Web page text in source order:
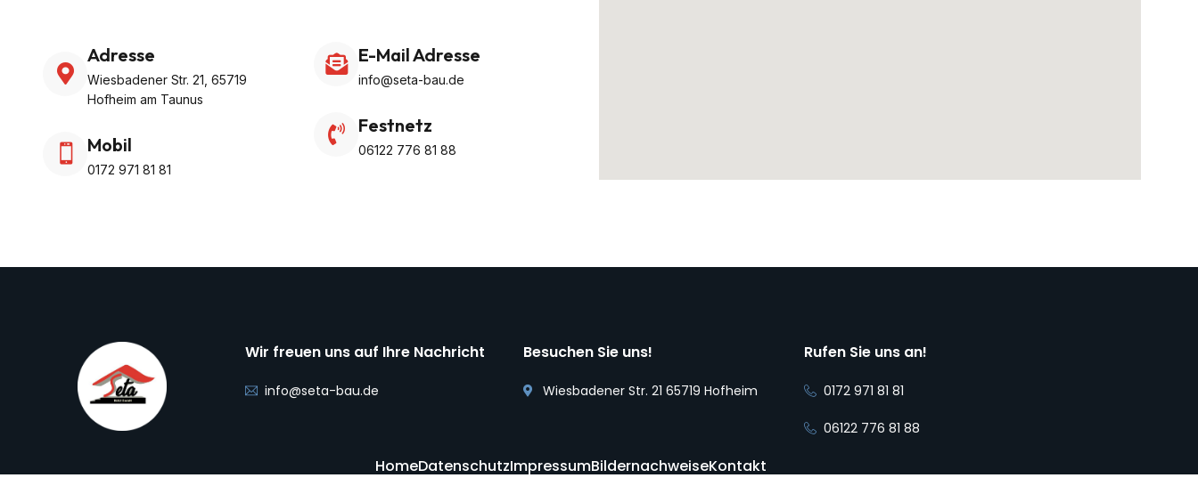
Adresse
Wiesbadener Str. 21, 65719
Hofheim am Taunus
Mobil
0172 971 81 81
E-Mail Adresse
info@seta-bau.de
Festnetz
06122 776 81 88
Wir freuen uns auf Ihre Nachricht
info@seta-bau.de
Besuchen Sie uns!
Wiesbadener Str. 21 65719 Hofheim
Rufen Sie uns an!
0172 971 81 81
06122 776 81 88
HomeDatenschutzImpressumBildernachweiseKontakt